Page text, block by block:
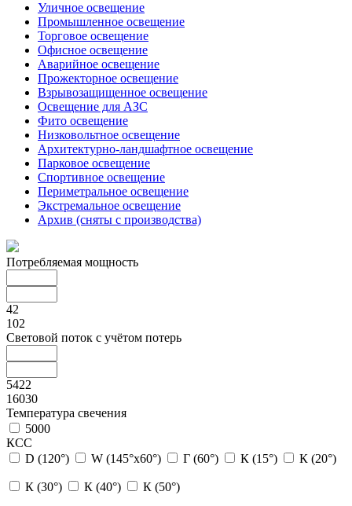
Уличное освещение
Промышленное освещение
Торговое освещение
Офисное освещение
Аварийное освещение
Прожекторное освещение
Взрывозащищенное освещение
Освещение для АЗС
Фито освещение
Низковольтное освещение
Архитектурно-ландшафтное освещение
Парковое освещение
Спортивное освещение
Периметральное освещение
Экстремальное освещение
Архив (сняты с производства)
Потребляемая мощность
42
102
Световой поток с учётом потерь
5422
16030
Температура свечения
5000
КСС
D (120°)
W (145°х60°) Г (60°) К (15°) К (20°)
К (30°) К (40°)
К (50°)